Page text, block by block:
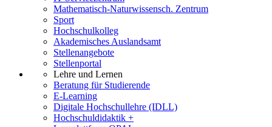
Mathematisch-Naturwissensch. Zentrum
Sport
Hochschulkolleg
Akademisches Auslandsamt
Stellenangebote
Stellenportal
Lehre und Lernen
Beratung für Studierende
E-Learning
Digitale Hochschullehre (IDLL)
Hochschuldidaktik +